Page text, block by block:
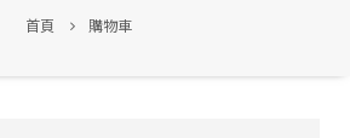
首頁 購物車